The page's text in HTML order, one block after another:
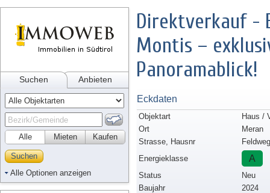
Suchen Anbieten
Alle Kaufen
Mieten
Suchen
Alle Optionen anzeigen
Direktverkauf -
Montis –
Panoramablick!
Eckdaten
Objektart
Haus /
Ort
Meran
Strasse, Hausnr
Energieklasse
A
Status
Neu
Baujahr
2024